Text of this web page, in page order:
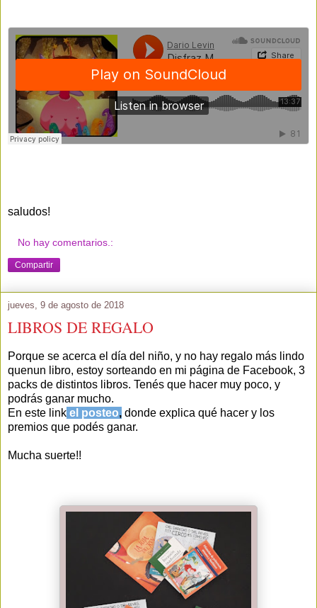
saludos!
No hay comentarios.:
Compartir
jueves, 9 de agosto de 2018
LIBROS DE REGALO
Porque se acerca el día del niño, y no hay regalo más lindo
quenun libro, estoy sorteando en mi página de Facebook, 3
packs de distintos libros. Tenés que hacer muy poco, y
podrás ganar mucho.
En este link el posteo, donde explica qué hacer y los
premios que podés ganar.
Mucha suerte!!